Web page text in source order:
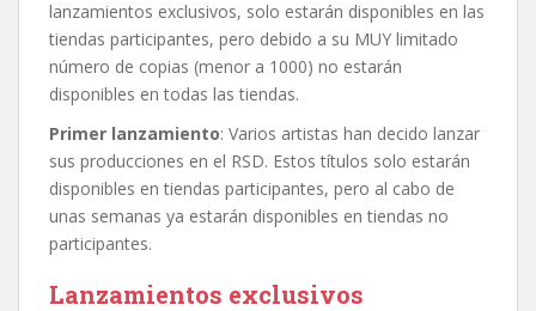
lanzamientos exclusivos, solo estarán disponibles en las
tiendas participantes, pero debido a su MUY limitado
número de copias (menor a 1000) no estarán
disponibles en todas las tiendas.
Primer lanzamiento: Varios artistas han decido lanzar
sus producciones en el RSD. Estos títulos solo estarán
disponibles en tiendas participantes, pero al cabo de
unas semanas ya estarán disponibles en tiendas no
participantes.
Lanzamientos exclusivos